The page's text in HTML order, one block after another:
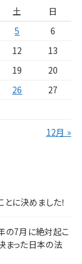
土
日
5
6
12
13
19
20
26
27
12月 »
に決めました！
の7月に絶対起こ
まった日本の法